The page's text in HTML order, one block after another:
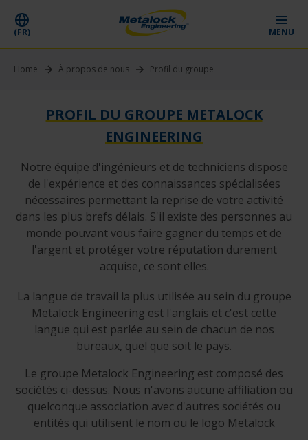
(FR) MENU
Home À propos de nous Profil du groupe
PROFIL DU GROUPE METALOCK
ENGINEERING
Notre équipe d'ingénieurs et de techniciens dispose
de l'expérience et des connaissances spécialisées
nécessaires permettant la reprise de votre activité
dans les plus brefs délais. S'il existe des personnes au
monde pouvant vous faire gagner du temps et de
l'argent et protéger votre réputation durement
acquise, ce sont elles.
La langue de travail la plus utilisée au sein du groupe
Metalock Engineering est l'anglais et c'est cette
langue qui est parlée au sein de chacun de nos
bureaux, quel que soit le pays.
Le groupe Metalock Engineering est composé des
sociétés ci-dessus. Nous n'avons aucune affiliation ou
quelconque association avec d'autres sociétés ou
entités qui utilisent le nom ou le logo Metalock